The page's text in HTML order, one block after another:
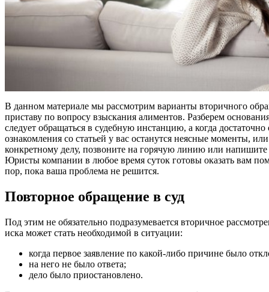
В данном материале мы рассмотрим варианты вторичного
приставу по вопросу взыскания алиментов. Разберем
следует обращаться в судебную инстанцию, а когда
ознакомления со статьей у вас останутся неясные моменты,
конкретному делу, позвоните на горячую линию или
Юристы компании в любое время суток готовы оказать вам
пор, пока ваша проблема не решится.
Повторное обращение в суд
Под этим не обязательно подразумевается вторичное
иска может стать необходимой в ситуации:
когда первое заявление по какой-либо причине было
на него не было ответа;
дело было приостановлено.